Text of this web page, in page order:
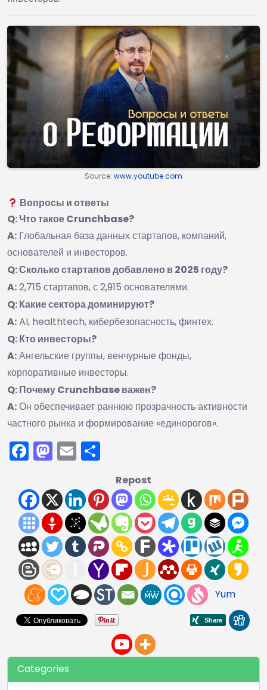
Source: www.youtube.com
Вопросы и ответы
Q: Что такое Crunchbase?
A: Глобальная база данных стартапов, компаний,
основателей и инвесторов.
Q: Сколько стартапов добавлено в 2025 году?
A:2,715 стартапов, с 2,915 основателями.
Q: Какие сектора доминируют?
A:AI, healthtech, кибербезопасность, финтех.
Q: Кто инвесторы?
A:Ангельские группы, венчурные фонды,
корпоративные инвесторы.
Q: Почему Crunchbase важен?
A:Он обеспечивает раннюю прозрачность активности
частного рынка и формирование «единорогов».
Facebook
Mastodon
Email
Repost
Yum
Categories